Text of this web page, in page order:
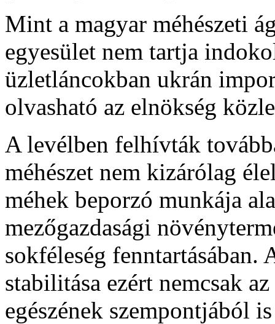
Mint a magyar méhészeti
egyesület nem tartja
üzletláncokban ukrán
olvasható az elnökség
A levélben felhívták
méhészet nem kizárólag
méhek beporzó munkája
mezőgazdasági
sokféleség fenntartásában.
stabilitása ezért nemcsak
egészének szempontjából